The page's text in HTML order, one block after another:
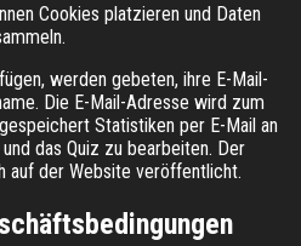
Cookies platzieren und Daten
werden gebeten, ihre E-Mail-
Die E-Mail-Adresse wird zum
Statistiken per E-Mail an
das Quiz zu bearbeiten. Der
auf der Website veröffentlicht.